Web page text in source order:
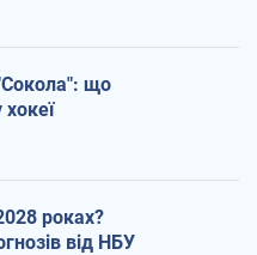
що
роках?
від НБУ